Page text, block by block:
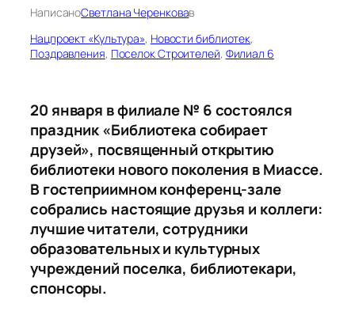
НаписаноСветлана Черенковав
Нацпроект «Культура», Новости библиотек
Поздравления, Поселок Строителей, Филиал 6
20 января в филиале № 6 состоялся
праздник «Библиотека собирает
друзей», посвященный открытию
библиотеки нового поколения в Миассе.
В гостеприимном конференц-зале
собрались настоящие друзья и коллеги:
лучшие читатели, сотрудники
образовательных и культурных
учреждений поселка, библиотекари,
спонсоры.